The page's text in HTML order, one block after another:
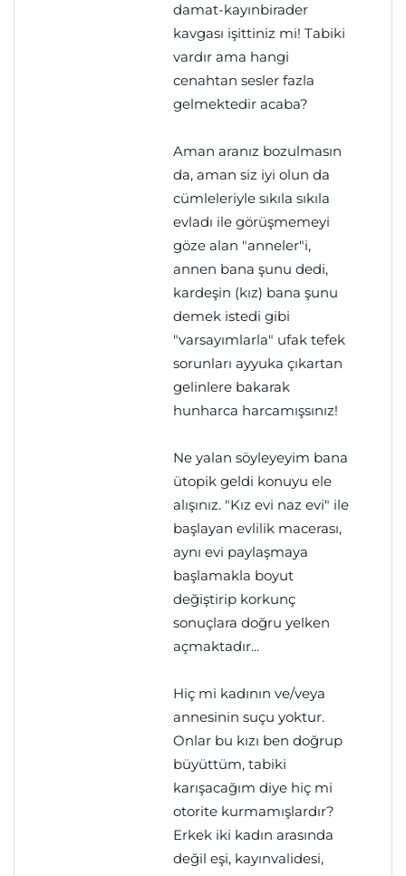
damat-kayınbirader
kavgası işittiniz mi! Tabiki
vardır ama hangi
cenahtan sesler fazla
gelmektedir acaba?
Aman aranız bozulmasın
da, aman siz iyi olun da
cümleleriyle sıkıla sıkıla
evladı ile görüşmemeyi
göze alan "anneler"i,
annen bana şunu dedi,
kardeşin (kız) bana şunu
demek istedi gibi
"varsayımlarla" ufak tefek
sorunları ayyuka çıkartan
gelinlere bakarak
hunharca harcamışsınız!
Ne yalan söyleyeyim bana
ütopik geldi konuyu ele
alışınız. "Kız evi naz evi" ile
başlayan evlilik macerası,
aynı evi paylaşmaya
başlamakla boyut
değiştirip korkunç
sonuçlara doğru yelken
açmaktadır...
Hiç mi kadının ve/veya
annesinin suçu yoktur.
Onlar bu kızı ben doğrup
büyüttüm, tabiki
karışacağım diye hiç mi
otorite kurmamışlardır?
Erkek iki kadın arasında
değil eşi, kayınvalidesi,